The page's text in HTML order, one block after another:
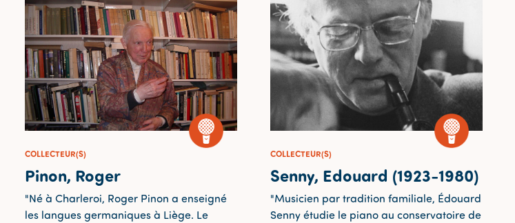
COLLECTEUR(S)
Pinon, Roger
"Né à Charleroi, Roger Pinon a enseigné
les langues germaniques à Liège. Le
COLLECTEUR(S)
Senny, Edouard (1923-1980)
"Musicien par tradition familiale, Édouard
Senny étudie le piano au conservatoire de